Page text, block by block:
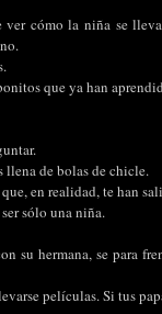
ver cómo la niña se
que ya han
llena de bolas de chicle.
en realidad, te han
sólo una niña.
su hermana, se para
películas. Si tus